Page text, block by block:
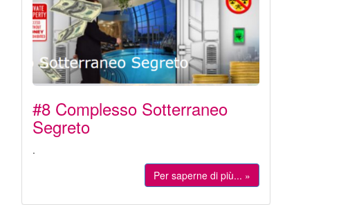
#8 Complesso Sotterraneo
Segreto
.
Per saperne di più... »